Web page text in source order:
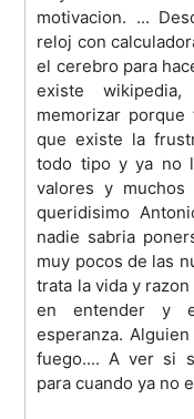
motivacion. ...
reloj con
el cerebro para
existe
memorizar
que existe la
todo tipo y ya no
valores y
queridisimo
nadie sabria
muy pocos de las
trata la vida y
en entender y
esperanza.
fuego.... A ver si
para cuando ya no